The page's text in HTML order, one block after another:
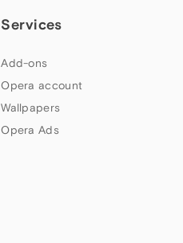
Services
Add-ons
Opera account
Wallpapers
Opera Ads